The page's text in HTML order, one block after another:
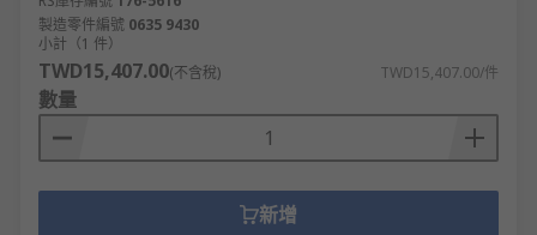
製造零件編號 0635 9430
小計（1 件）
TWD15,407.00(不含稅) TWD15,407.00/件
數量
新增